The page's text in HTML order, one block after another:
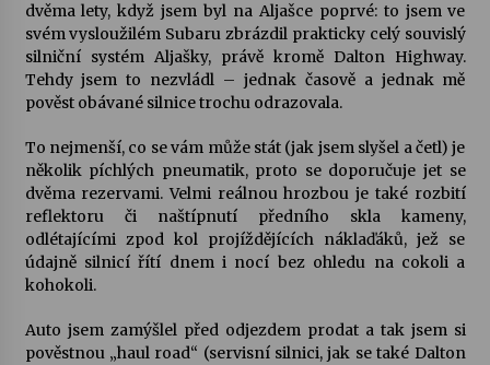
Letní koncerty ve Stromovce: Rufus Miller
22. 7. 2026
Vysočinka
17. 7. 2026
Ozvěny prázdnin
14. 7. 2026
Za kulturou kousek za Humpolec. V Želivě ožije
odkaz Josefa Čapka
dvěma lety, když jsem byl na Aljašce poprvé: to jsem ve
svém vysloužilém Subaru zbrázdil prakticky celý souvislý
silniční systém Aljašky, právě kromě Dalton Highway.
Tehdy jsem to nezvládl – jednak časově a jednak mě
pověst obávané silnice trochu odrazovala.
To nejmenší, co se vám může stát (jak jsem slyšel a četl) je
několik píchlých pneumatik, proto se doporučuje jet se
dvěma rezervami. Velmi reálnou hrozbou je také rozbití
reflektoru či naštípnutí předního skla kameny,
odlétajícími zpod kol projíždějících náklaďáků, jež se
údajně silnicí řítí dnem i nocí bez ohledu na cokoli a
kohokoli.
Auto jsem zamýšlel před odjezdem prodat a tak jsem si
pověstnou „haul road“ (servisní silnici, jak se také Dalton